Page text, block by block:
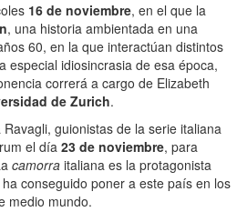
16 de noviembre, en el que la
, una historia ambientada en una
60, en la que interactúan distintos
especial idiosincrasia de esa época,
correrá a cargo de Elizabeth
de Zurich.
guionistas de la serie italiana
el día 23 de noviembre, para
camorra italiana es la protagonista
conseguido poner a este país en los
medio mundo.